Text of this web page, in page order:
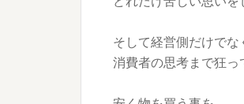
そして経営側だけでな
消費者の思考まで狂っ